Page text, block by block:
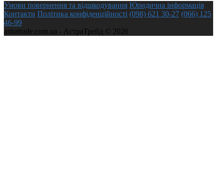
Умови повернення та відшкодування Юридична інформація
Контакти Політика конфіденційності (098) 621 30-27 (066) 125
46-99
astratrade.com.ua - АстраТрейд © 2026